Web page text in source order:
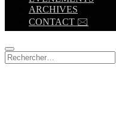
ARCHIVES
CONTACT 🖂
Rechercher :